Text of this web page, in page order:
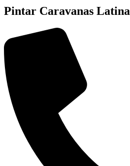
Pintar Caravanas Latina